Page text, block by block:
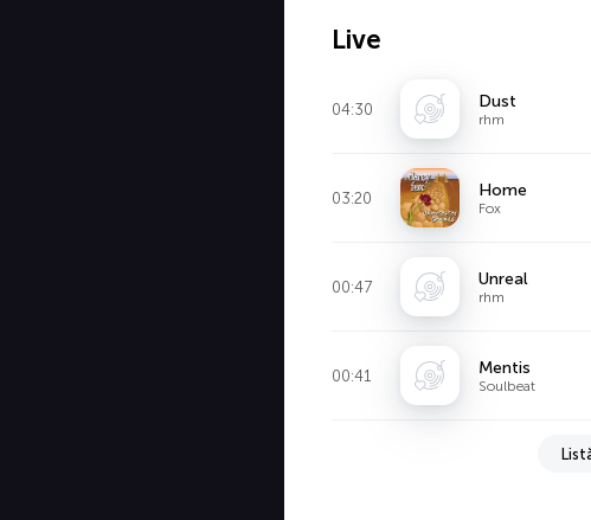
Live
04:30 Dust
rhm
03:20 Home
Fox
00:47 Unreal
rhm
00:41 Mentis
Soulbeat